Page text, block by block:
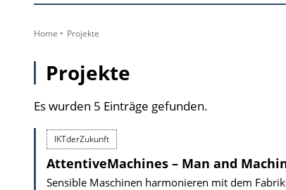
Home Projekte
Projekte
Es wurden 5 Einträge gefunden.
IKTderZukunft
AttentiveMachines – Man and
Sensible Maschinen harmonieren mit dem